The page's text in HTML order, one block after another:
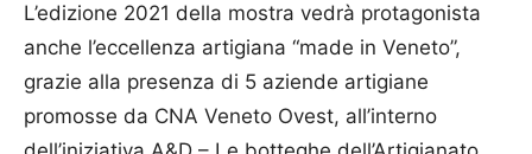
L’edizione 2021 della mostra vedrà protagonista
anche l’eccellenza artigiana “made in Veneto”,
grazie alla presenza di 5 aziende artigiane
promosse da CNA Veneto Ovest, all’interno